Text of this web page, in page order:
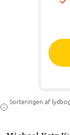
Sorteringen af